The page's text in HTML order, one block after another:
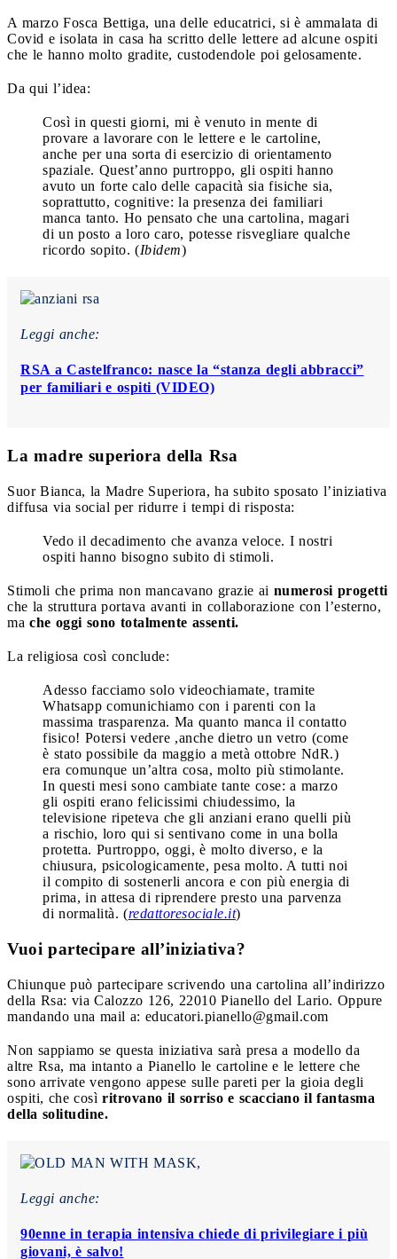
A marzo Fosca Bettiga, una delle educatrici, si è ammalata di
Covid e isolata in casa ha scritto delle lettere ad alcune ospiti
che le hanno molto gradite, custodendole poi gelosamente.
Da qui l’idea:
Così in questi giorni, mi è venuto in mente di
provare a lavorare con le lettere e le cartoline,
anche per una sorta di esercizio di orientamento
spaziale. Quest’anno purtroppo, gli ospiti hanno
avuto un forte calo delle capacità sia fisiche sia,
soprattutto, cognitive: la presenza dei familiari
manca tanto. Ho pensato che una cartolina, magari
di un posto a loro caro, potesse risvegliare qualche
ricordo sopito. (Ibidem)
Leggi anche:
RSA a Castelfranco: nasce la “stanza degli abbracci”
per familiari e ospiti (VIDEO)
La madre superiora della Rsa
Suor Bianca, la Madre Superiora, ha subito sposato l’iniziativa
diffusa via social per ridurre i tempi di risposta:
Vedo il decadimento che avanza veloce. I nostri
ospiti hanno bisogno subito di stimoli.
Stimoli che prima non mancavano grazie ai numerosi progetti
che la struttura portava avanti in collaborazione con l’esterno,
ma che oggi sono totalmente assenti.
La religiosa così conclude:
Adesso facciamo solo videochiamate, tramite
Whatsapp comunichiamo con i parenti con la
massima trasparenza. Ma quanto manca il contatto
fisico! Potersi vedere ,anche dietro un vetro (come
è stato possibile da maggio a metà ottobre NdR.)
era comunque un’altra cosa, molto più stimolante.
In questi mesi sono cambiate tante cose: a marzo
gli ospiti erano felicissimi chiudessimo, la
televisione ripeteva che gli anziani erano quelli più
a rischio, loro qui si sentivano come in una bolla
protetta. Purtroppo, oggi, è molto diverso, e la
chiusura, psicologicamente, pesa molto. A tutti noi
il compito di sostenerli ancora e con più energia di
prima, in attesa di riprendere presto una parvenza
di normalità. (redattoresociale.it)
Vuoi partecipare all’iniziativa?
Chiunque può partecipare scrivendo una cartolina all’indirizzo
della Rsa: via Calozzo 126, 22010 Pianello del Lario. Oppure
mandando una mail a: educatori.pianello@gmail.com
Non sappiamo se questa iniziativa sarà presa a modello da
altre Rsa, ma intanto a Pianello le cartoline e le lettere che
sono arrivate vengono appese sulle pareti per la gioia degli
ospiti, che così ritrovano il sorriso e scacciano il fantasma
della solitudine.
Leggi anche:
90enne in terapia intensiva chiede di privilegiare i più
giovani, è salvo!